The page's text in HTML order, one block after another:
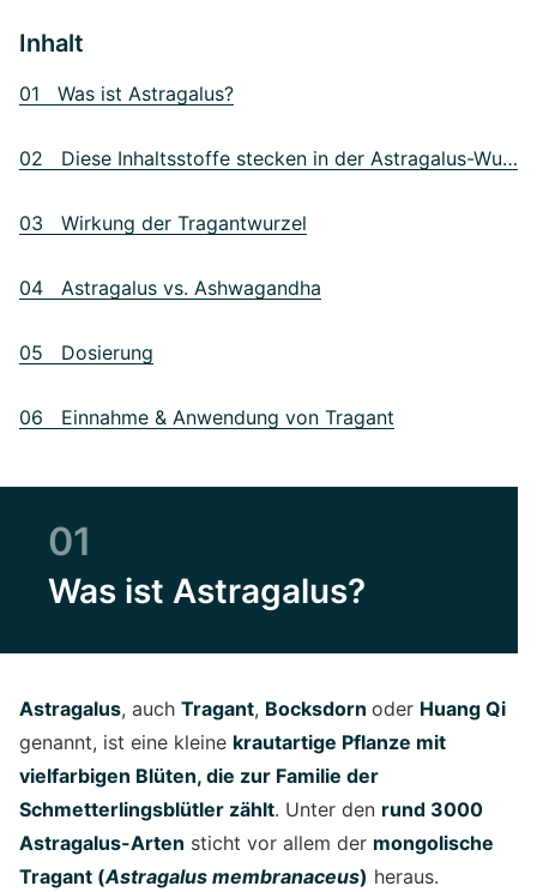
Inhalt
01 Was ist Astragalus?
02 Diese Inhaltsstoffe stecken in der Astragalus-Wurzel
03 Wirkung der Tragantwurzel
04 Astragalus vs. Ashwagandha
05 Dosierung
06 Einnahme & Anwendung von Tragant
01
Was ist Astragalus?
Astragalus, auch Tragant, Bocksdorn oder Huang Qi
genannt, ist eine kleine krautartige Pflanze mit
vielfarbigen Blüten, die zur Familie der
Schmetterlingsblütler zählt. Unter den rund 3000
Astragalus-Arten sticht vor allem der mongolische
Tragant (Astragalus membranaceus) heraus.